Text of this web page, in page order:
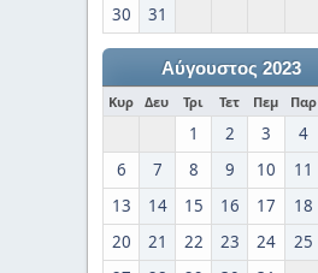
30
31
Αύγουστος 2023
Κυρ Δευ Τρι Τετ Πεμ Παρ
1 2 3 4
6
7 8 9 10 11
13
14 15 16 17 18
20
21 22 23 24 25